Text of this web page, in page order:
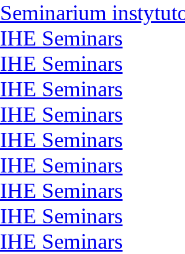
Seminarium
IHE Seminars
IHE Seminars
IHE Seminars
IHE Seminars
IHE Seminars
IHE Seminars
IHE Seminars
IHE Seminars
IHE Seminars